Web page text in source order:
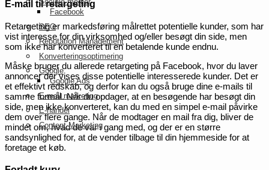
Facebook
SEO
Reputation Management
Konverteringsoptimering
Google
Google Ads
E-mail marketing
E-handel
Content Marketing
E-mail til retargeting
Retargeting er markedsføring målrettet potentielle kunder, som har
vist interesse for din virksomhed og/eller besøgt din side, men
som ikke har konverteret til en betalende kunde endnu.
Måske bruger du allerede retargeting på Facebook, hvor du laver
annoncer der vises disse potentielle interesserede kunder. Det er
et effektivt redskab, og derfor kan du også bruge dine e-mails til
samme formål. Når du opdager, at en besøgende har besøgt din
side, men ikke konverteret, kan du med en simpel e-mail påvirke
dem over flere gange. Når de modtager en mail fra dig, bliver de
mindet om, hvad de var i gang med, og der er en større
sandsynlighed for, at de vender tilbage til din hjemmeside for at
foretage et køb.